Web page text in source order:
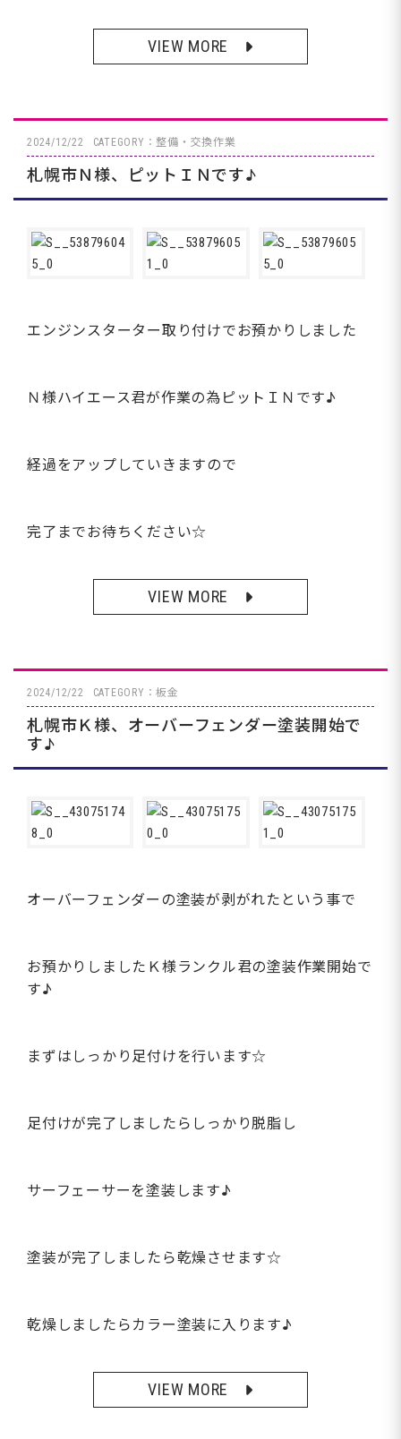
VIEW MORE
2024/12/22 CATEGORY：整備・交換作業
札幌市Ｎ様、ピットＩＮです♪
エンジンスターター取り付けでお預かりしました
Ｎ様ハイエース君が作業の為ピットＩＮです♪
経過をアップしていきますので
完了までお待ちください☆
VIEW MORE
2024/12/22 CATEGORY：板金
札幌市Ｋ様、オーバーフェンダー塗装開始で
す♪
オーバーフェンダーの塗装が剥がれたという事で
お預かりしましたＫ様ランクル君の塗装作業開始で
す♪
まずはしっかり足付けを行います☆
足付けが完了しましたらしっかり脱脂し
サーフェーサーを塗装します♪
塗装が完了しましたら乾燥させます☆
乾燥しましたらカラー塗装に入ります♪
VIEW MORE